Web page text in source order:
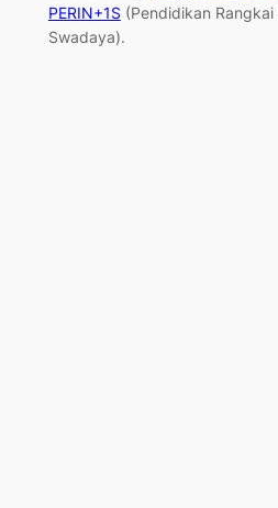
PERIN+1S(Pendidikan Rangkai
Swadaya).